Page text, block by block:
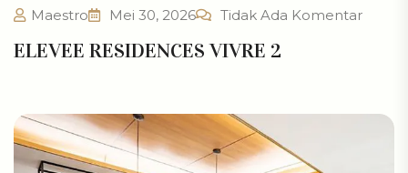
Maestro Mei 30, 2026 Tidak Ada Komentar
ELEVEE RESIDENCES VIVRE 2